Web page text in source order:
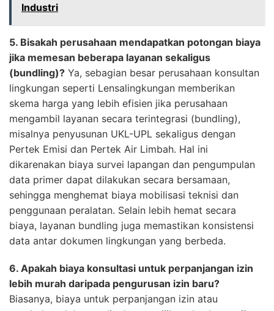
Industri
5. Bisakah perusahaan mendapatkan potongan biaya
jika memesan beberapa layanan sekaligus
(bundling)? Ya, sebagian besar perusahaan konsultan
lingkungan seperti Lensalingkungan memberikan
skema harga yang lebih efisien jika perusahaan
mengambil layanan secara terintegrasi (bundling),
misalnya penyusunan UKL-UPL sekaligus dengan
Pertek Emisi dan Pertek Air Limbah. Hal ini
dikarenakan biaya survei lapangan dan pengumpulan
data primer dapat dilakukan secara bersamaan,
sehingga menghemat biaya mobilisasi teknisi dan
penggunaan peralatan. Selain lebih hemat secara
biaya, layanan bundling juga memastikan konsistensi
data antar dokumen lingkungan yang berbeda.
6. Apakah biaya konsultasi untuk perpanjangan izin
lebih murah daripada pengurusan izin baru?
Biasanya, biaya untuk perpanjangan izin atau